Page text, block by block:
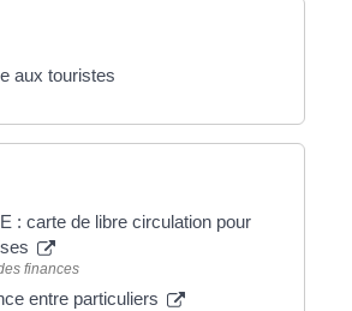
aux touristes
: carte de libre circulation pour
finances
entre particuliers